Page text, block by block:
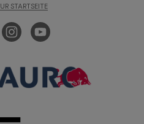
STARTSEITE